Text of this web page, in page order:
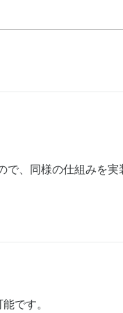
で、同様の仕組みを
です。